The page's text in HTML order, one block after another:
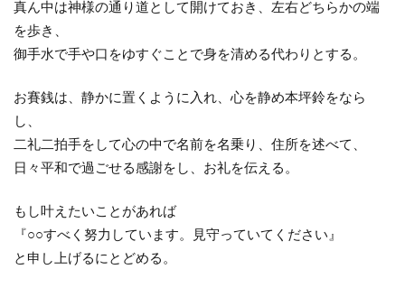
真ん中は神様の通り道として開けておき、左右どちらかの端
を歩き、
御手水で手や口をゆすぐことで身を清める代わりとする。
お賽銭は、静かに置くように入れ、心を静め本坪鈴をなら
し、
二礼二拍手をして心の中で名前を名乗り、住所を述べて、
日々平和で過ごせる感謝をし、お礼を伝える。
もし叶えたいことがあれば
『○○すべく努力しています。見守っていてください』
と申し上げるにとどめる。